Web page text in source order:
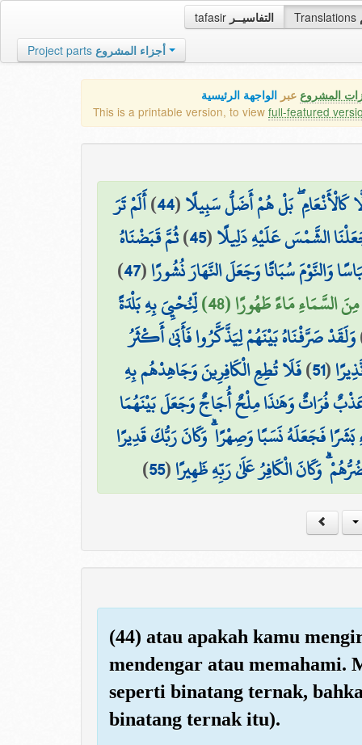
tafasir التفاسيــر Translations
Project parts أجزاء المشروع
المشروع عبر الواجهة الرئيسية
This is a printable version, to view full-featured
بَلْ هُمْ أَضَلُّ سَبِيلًا(
44
)أَلَمْ تَرَ
الشَّمْسَ عَلَيْهِ دَلِيلًا(
45
)ثُمَّ قَبَضْنَاهُ
وَالنَّوْمَ سُبَاتًا وَجَعَلَ النَّهَارَ نُشُورًا(
47
)
السَّمَاءِ مَاءً طَهُورًا (48)
لِّنُحْيِيَ بِهِ بَلْدَةً
وَلَقَدْ صَرَّفْنَاهُ بَيْنَهُمْ لِيَذَّكَّرُوا فَأَبَىٰ أَكْثَرُ
(
51
)فَلَا تُطِعِ الْكَافِرِينَ وَجَاهِدْهُم بِهِ
فُرَاتٌ وَهَٰذَا مِلْحٌ أُجَاجٌ وَجَعَلَ بَيْنَهُمَا
فَجَعَلَهُ نَسَبًا وَصِهْرًا ۗ وَكَانَ رَبُّكَ قَدِيرًا
وَكَانَ الْكَافِرُ عَلَىٰ رَبِّهِ ظَهِيرًا(
55
)
(44) atau apakah kamu
mendengar atau memahami.
seperti binatang ternak,
binatang ternak itu).